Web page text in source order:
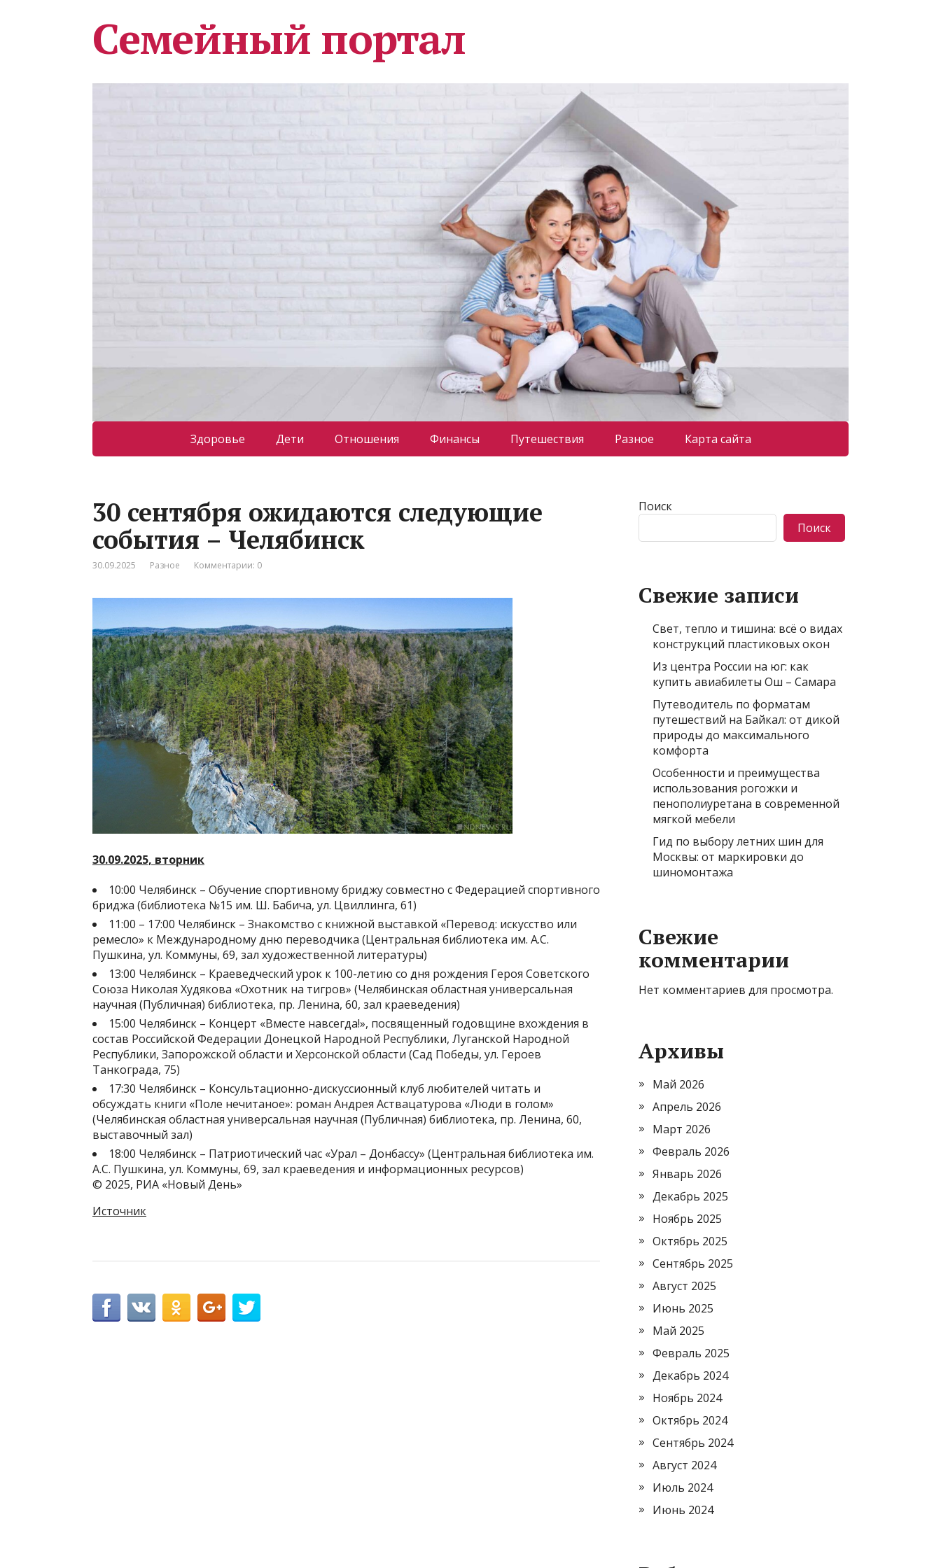
Семейный портал
Здоровье Дети Отношения Финансы Путешествия Разное Карта сайта
30 сентября ожидаются следующие
события – Челябинск
30.09.2025 Разное Комментарии: 0
30.09.2025, вторник
10:00 Челябинск – Обучение спортивному бриджу совместно с Федерацией спортивного
бриджа (библиотека №15 им. Ш. Бабича, ул. Цвиллинга, 61)
11:00 – 17:00 Челябинск – Знакомство с книжной выставкой «Перевод: искусство или
ремесло» к Международному дню переводчика (Центральная библиотека им. А.С.
Пушкина, ул. Коммуны, 69, зал художественной литературы)
13:00 Челябинск – Краеведческий урок к 100-летию со дня рождения Героя Советского
Союза Николая Худякова «Охотник на тигров» (Челябинская областная универсальная
научная (Публичная) библиотека, пр. Ленина, 60, зал краеведения)
15:00 Челябинск – Концерт «Вместе навсегда!», посвященный годовщине вхождения в
состав Российской Федерации Донецкой Народной Республики, Луганской Народной
Республики, Запорожской области и Херсонской области (Сад Победы, ул. Героев
Танкограда, 75)
17:30 Челябинск – Консультационно-дискуссионный клуб любителей читать и
обсуждать книги «Поле нечитаное»: роман Андрея Аствацатурова «Люди в голом»
(Челябинская областная универсальная научная (Публичная) библиотека, пр. Ленина, 60,
выставочный зал)
18:00 Челябинск – Патриотический час «Урал – Донбассу» (Центральная библиотека им.
А.С. Пушкина, ул. Коммуны, 69, зал краеведения и информационных ресурсов)
© 2025, РИА «Новый День»
Источник
Поиск
Поиск
Свежие записи
Свет, тепло и тишина: всё о видах
конструкций пластиковых окон
Из центра России на юг: как
купить авиабилеты Ош – Самара
Путеводитель по форматам
путешествий на Байкал: от дикой
природы до максимального
комфорта
Особенности и преимущества
использования рогожки и
пенополиуретана в современной
мягкой мебели
Гид по выбору летних шин для
Москвы: от маркировки до
шиномонтажа
Свежие
комментарии
Нет комментариев для просмотра.
Архивы
Май 2026
Апрель 2026
Март 2026
Февраль 2026
Январь 2026
Декабрь 2025
Ноябрь 2025
Октябрь 2025
Сентябрь 2025
Август 2025
Июнь 2025
Май 2025
Февраль 2025
Декабрь 2024
Ноябрь 2024
Октябрь 2024
Сентябрь 2024
Август 2024
Июль 2024
Июнь 2024